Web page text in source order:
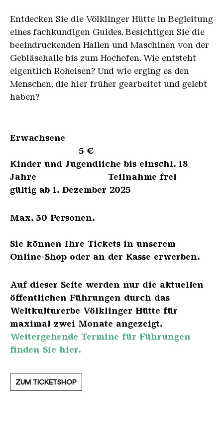
Entdecken Sie die Völklinger Hütte in Begleitung
eines fachkundigen Guides. Besichtigen Sie die
beeindruckenden Hallen und Maschinen von der
Gebläsehalle bis zum Hochofen. Wie entsteht
eigentlich Roheisen? Und wie erging es den
Menschen, die hier früher gearbeitet und gelebt
haben?
Erwachsene
5 €
Kinder und Jugendliche bis einschl. 18
Jahre Teilnahme frei
gültig ab 1. Dezember 2025
Max. 30 Personen.
Sie können Ihre Tickets in unserem
Online-Shop oder an der Kasse erwerben.
Auf dieser Seite werden nur die aktuellen
öffentlichen Führungen durch das
Weltkulturerbe Völklinger Hütte für
maximal zwei Monate angezeigt.
Weitergehende Termine für Führungen
finden Sie hier.
ZUM TICKETSHOP